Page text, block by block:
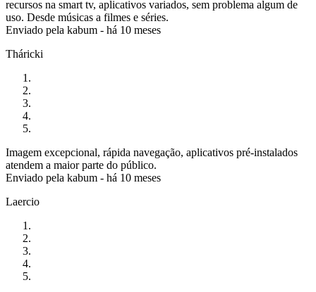
recursos na smart tv, aplicativos variados, sem problema algum de
uso. Desde músicas a filmes e séries.
Enviado pela kabum - há 10 meses
Tháricki
Imagem excepcional, rápida navegação, aplicativos pré-instalados
atendem a maior parte do público.
Enviado pela kabum - há 10 meses
Laercio